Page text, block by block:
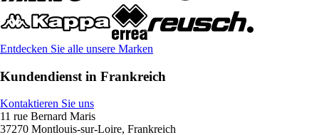
Entdecken Sie alle unsere Marken
Kundendienst in Frankreich
Kontaktieren Sie uns
11 rue Bernard Maris
37270 Montlouis-sur-Loire, Frankreich